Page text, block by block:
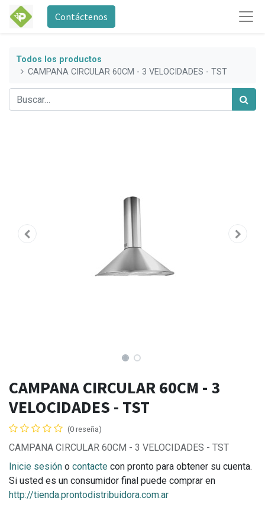
Contáctenos
Todos los productos
CAMPANA CIRCULAR 60CM - 3 VELOCIDADES - TST
CAMPANA CIRCULAR 60CM - 3
VELOCIDADES - TST
(0 reseña)
CAMPANA CIRCULAR 60CM - 3 VELOCIDADES - TST
Inicie sesión o contacte con pronto para obtener su cuenta.
Si usted es un consumidor final puede comprar en
http://tienda.prontodistribuidora.com.ar